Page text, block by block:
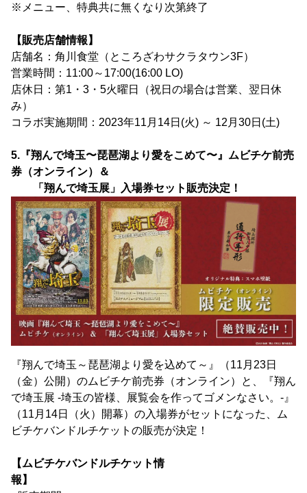
※メニュー、特典共に無くなり次第終了
【販売店舗情報】
店舗名：角川食堂（ところざわサクラタウン3F）
営業時間：11:00～17:00(16:00 LO)
店休日：第1・3・5火曜日（祝日の場合は営業、翌日休
み）
コラボ実施期間：2023年11月14日(火) ～ 12月30日(土)
5.『翔んで埼玉〜琵琶湖より愛をこめて〜』ムビチケ前売
券（オンライン）＆
「翔んで埼玉展」入場券セット販売決定！
『翔んで埼玉～琵琶湖より愛を込めて～』（11月23日
（金）公開）のムビチケ前売券（オンライン）と、『翔ん
で埼玉展 -埼玉の皆様、展覧会を作ってゴメンなさい。-』
（11月14日（火）開幕）の入場券がセットになった、ム
ビチケバンドルチケットの販売が決定！
【ムビチケバンドルチケット情
報】